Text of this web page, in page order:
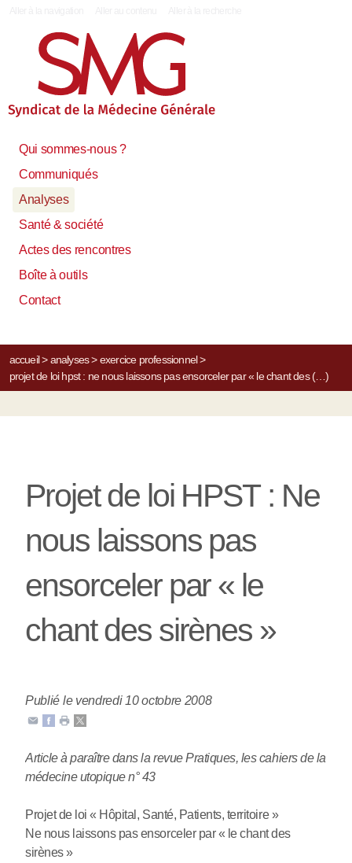
Qui sommes-nous ?
Communiqués
Analyses
Santé & société
Actes des rencontres
Boîte à outils
Contact
accueil> analyses> exercice professionnel>
projet de loi hpst : ne nous laissons pas ensorceler par « le chant des (…)
Projet de loi HPST : Ne
nous laissons pas
ensorceler par « le
chant des sirènes »
Publié le vendredi 10 octobre 2008
Article à paraître dans la revue Pratiques, les cahiers de la
médecine utopique n° 43
Projet de loi « Hôpital, Santé, Patients, territoire »
Ne nous laissons pas ensorceler par « le chant des
sirènes »